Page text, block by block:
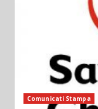
Comunicati Stampa